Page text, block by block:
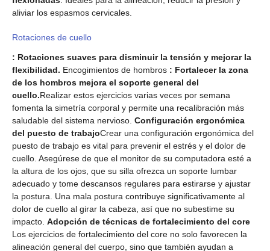
aliviar los espasmos cervicales.
Rotaciones de cuello
: Rotaciones suaves para disminuir la tensión y mejorar la
flexibilidad. Encogimientos de hombros : Fortalecer la zona
de los hombros mejora el soporte general del
cuello.Realizar estos ejercicios varias veces por semana
fomenta la simetría corporal y permite una recalibración más
saludable del sistema nervioso. Configuración ergonómica
del puesto de trabajoCrear una configuración ergonómica del
puesto de trabajo es vital para prevenir el estrés y el dolor de
cuello. Asegúrese de que el monitor de su computadora esté a
la altura de los ojos, que su silla ofrezca un soporte lumbar
adecuado y tome descansos regulares para estirarse y ajustar
la postura. Una mala postura contribuye significativamente al
dolor de cuello al girar la cabeza, así que no subestime su
impacto. Adopción de técnicas de fortalecimiento del core
Los ejercicios de fortalecimiento del core no solo favorecen la
alineación general del cuerpo, sino que también ayudan a